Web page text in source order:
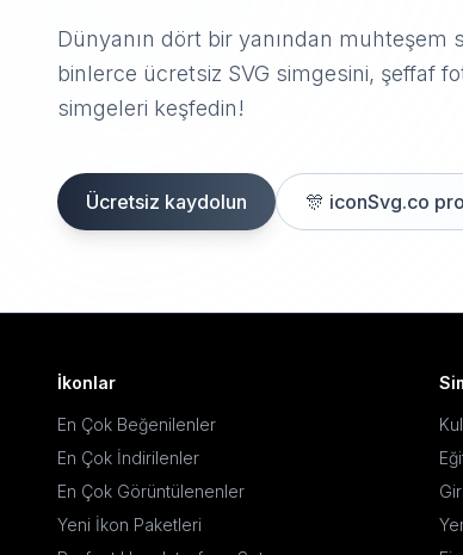
Dünyanın dört bir yanından muhteşem
binlerce ücretsiz SVG simgesini, şeffaf
simgeleri keşfedin!
Ücretsiz kaydolun 🎊 iconSvg.co
İkonlar
En Çok Beğenilenler
En Çok İndirilenler
En Çok Görüntülenenler
Yeni İkon Paketleri